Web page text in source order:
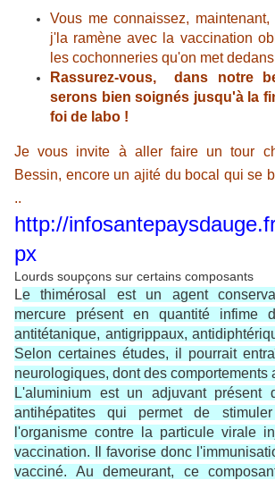
Vous me connaissez,
j'la ramène avec la vaccination
les cochonneries qu'on met
Rassurez-vous, dans notre
serons bien soignés jusqu'à la
foi de labo !
Je vous invite à aller faire un tour
Bessin, encore un ajité du bocal qui se
..
http://
px
Lourds soupçons sur certains composants
Le thimérosal est un agent
mercure présent en quantité infime
antitétanique, antigrippaux,
Selon certaines études, il pourrait
neurologiques, dont des comportements
L'aluminium est un adjuvant présent
antihépatites qui permet de
l'organisme contre la particule virale
vaccination. Il favorise donc
vacciné. Au demeurant, ce